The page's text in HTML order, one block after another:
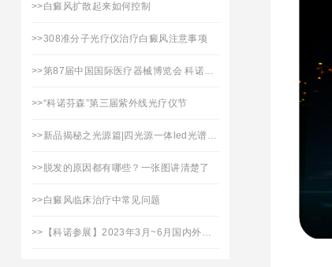
>>白癜风扩散起来如何控制
>>308准分子光疗仪治疗白癜风注意事项
>>第87届中国国际医疗器械博览会 科诺医疗承邀您的到来
>>“科诺芬森”第三届紫外线光疗仪节
>>新品揭秘之光源篇|四光源一体led光谱治疗仪「拾光」焕新上市
>> 脱发的原因都有哪些？一张图讲清楚了
>>白癜风临床治疗中常见问题
>> 【科诺参展】2023年3月~6月国内外展会日程表